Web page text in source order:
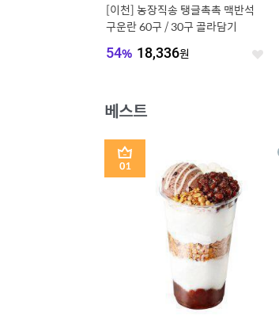
[이천] 농장직송 탱글촉촉 맥반석
구운란 60구 / 30구 골라담기
54% 18,336원 좋
베스트
1